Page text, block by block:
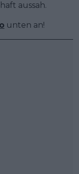
aussah.
unten an!